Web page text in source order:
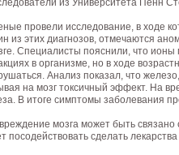
из Университета Пенн
провели исследование, в ходе
из этих диагнозов, отмечаются
Специалисты пояснили, что ионы
в организме, но в ходе
Анализ показал, что
на мозг токсичный эффект. На
В итоге симптомы заболевания
мозга может быть
сделать